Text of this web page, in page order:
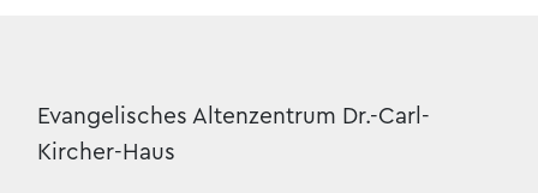
Evangelisches Altenzentrum Dr.-Carl-
Kircher-Haus